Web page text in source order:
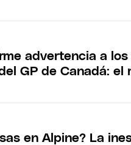
advertencia a
GP de Canadá: el
en Alpine? La